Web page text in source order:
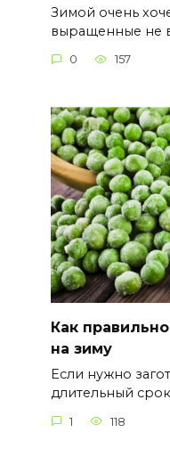
Зимой очень
выращенные не
0 157
Как
на зиму
Если нужно
длительный
1 118